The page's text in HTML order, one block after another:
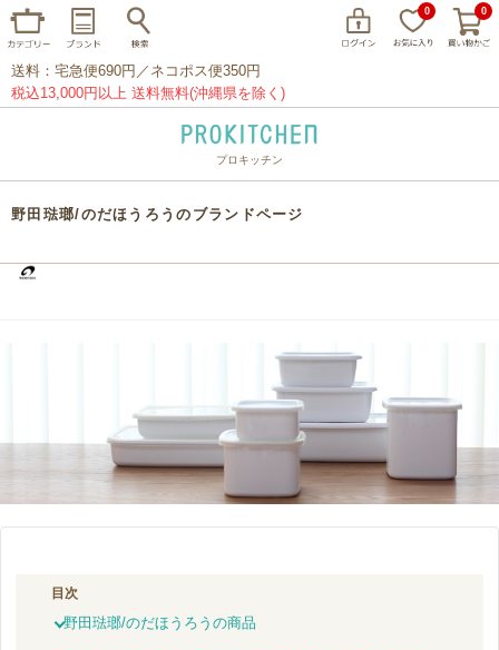
0 0
家事問屋 ウェック フライパン
プレート グラス カトラリー
つきじ常陸屋
閉じる
送料：宅急便690円／ネコポス便350円
税込13,000円以上 送料無料(沖縄県を除く)
プロキッチン
野田琺瑯/のだほうろうのブランドページ
目次
野田琺瑯/のだほうろうの商品